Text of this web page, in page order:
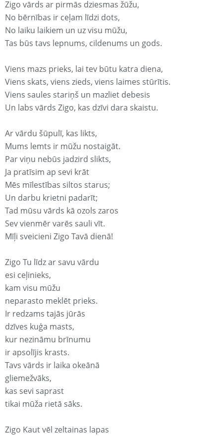
Zigo vārds ar pirmās dziesmas žūžu,
No bērnības ir ceļam līdzi dots,
No laiku laikiem un uz visu mūžu,
Tas būs tavs lepnums, cildenums un gods.
Viens mazs prieks, lai tev būtu katra diena,
Viens skats, viens zieds, viens laimes stūrītis.
Viens saules stariņš un mazliet debesis
Un labs vārds Zigo, kas dzīvi dara skaistu.
Ar vārdu šūpulī, kas likts,
Mums lemts ir mūžu nostaigāt.
Par viņu nebūs jadzird slikts,
Ja pratīsim ap sevi krāt
Mēs mīlestības siltos starus;
Un darbu krietni padarīt;
Tad mūsu vārds kā ozols zaros
Sev vienmēr varēs sauli vīt.
Mīļi sveicieni Zigo Tavā dienā!
Zigo Tu līdz ar savu vārdu
esi ceļinieks,
kam visu mūžu
neparasto meklēt prieks.
Ir redzams tajās jūrās
dzīves kuģa masts,
kur nezināmu brīnumu
ir apsolījis krasts.
Tavs vārds ir laika okeānā
gliemežvāks,
kas sevi saprast
tikai mūža rietā sāks.
Zigo Kaut vēl zeltainas lapas